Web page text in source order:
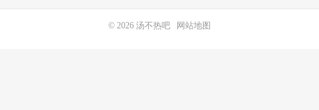
© 2026 汤不热吧 网站地图